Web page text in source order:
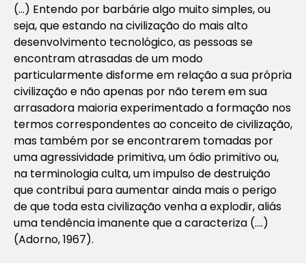
(…) Entendo por barbárie algo muito simples, ou
seja, que estando na civilização do mais alto
desenvolvimento tecnológico, as pessoas se
encontram atrasadas de um modo
particularmente disforme em relação a sua própria
civilização e não apenas por não terem em sua
arrasadora maioria experimentado a formação nos
termos correspondentes ao conceito de civilização,
mas também por se encontrarem tomadas por
uma agressividade primitiva, um ódio primitivo ou,
na terminologia culta, um impulso de destruição
que contribui para aumentar ainda mais o perigo
de que toda esta civilização venha a explodir, aliás
uma tendência imanente que a caracteriza (….)
(Adorno, 1967).